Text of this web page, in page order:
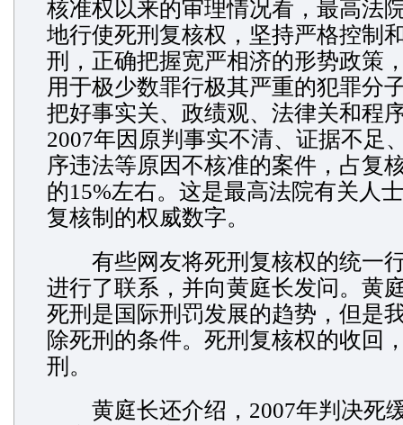
核准权以来的审理情况看，最高法
地行使死刑复核权，坚持严格控制
刑，正确把握宽严相济的形势政策
用于极少数罪行极其严重的犯罪分
把好事实关、政绩观、法律关和程
2007年因原判事实不清、证据不足
序违法等原因不核准的案件，占复
的15%左右。这是最高法院有关人
复核制的权威数字。
有些网友将死刑复核权的统一
进行了联系，并向黄庭长发问。黄
死刑是国际刑罚发展的趋势，但是
除死刑的条件。死刑复核权的收回
刑。
黄庭长还介绍，2007年判决死